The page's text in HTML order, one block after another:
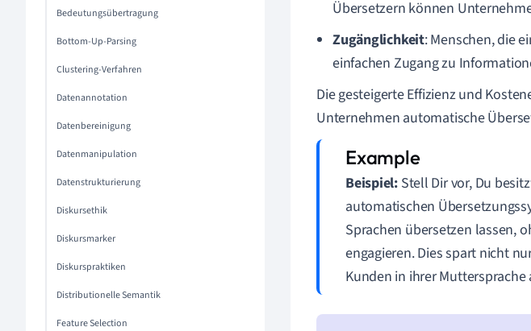
Bedeutungsübertragung
Bottom-Up-Parsing
Clustering-Verfahren
Datenannotation
Datenbereinigung
Datenmanipulation
Datenstrukturierung
Diskursethik
Diskursmarker
Diskurspraktiken
Distributionelle Semantik
Feature Selection
Übersetzern können
Zugänglichkeit: Menschen, die
einfachen Zugang zu
Die gesteigerte Effizienz und
Unternehmen automatische
Beispiel: Stell Dir vor, Du
automatischen
Sprachen übersetzen lassen,
engagieren. Dies spart nicht
Kunden in ihrer Muttersprache